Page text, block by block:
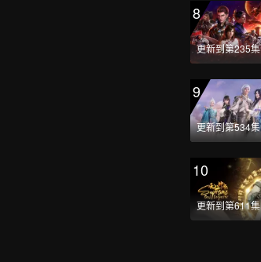
8
更新到第235集
9
更新到第534集
10
更新到第611集